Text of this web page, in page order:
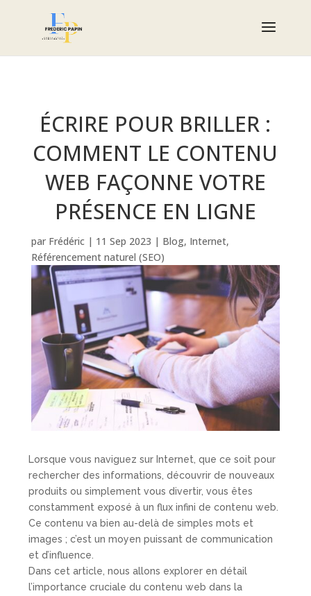
ÉCRIRE POUR BRILLER :
COMMENT LE CONTENU
WEB FAÇONNE VOTRE
PRÉSENCE EN LIGNE
par Frédéric| 11 Sep 2023 | Blog, Internet,
Référencement naturel (SEO)
Lorsque vous naviguez sur Internet, que ce soit pour
rechercher des informations, découvrir de nouveaux
produits ou simplement vous divertir, vous êtes
constamment exposé à un flux infini de contenu web.
Ce contenu va bien au-delà de simples mots et
images ; c’est un moyen puissant de communication
et d’influence.
Dans cet article, nous allons explorer en détail
l’importance cruciale du contenu web dans la